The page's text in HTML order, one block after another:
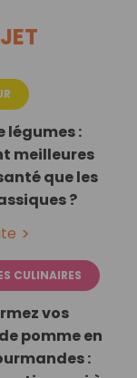
légumes :
meilleures
que les
?
CULINAIRES
vos
pomme en
: